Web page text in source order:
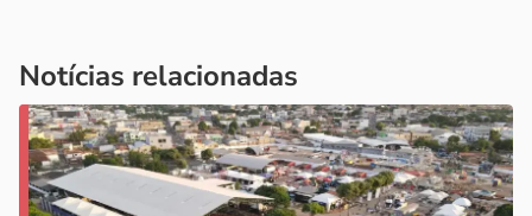
Notícias relacionadas